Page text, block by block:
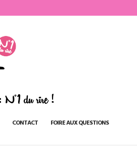
CONTACT FOIRE AUX QUESTIONS